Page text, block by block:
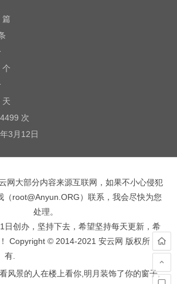
篇
个
天
次
3月12日
网大部分内容来源互联网，如果不小心侵犯
（root@Anyun.ORG）联系，我会尽快为您
处理。
日创办，坚持下去，希望坚持每天更新，希
Copyright © 2014-2021 安云网 版权所
有.
风景的人在楼上看你,明月装饰了你的窗子,